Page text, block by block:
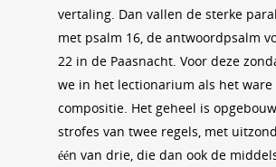
vertaling. Dan vallen de sterke
met psalm 16, de antwoordpsalm
22 in de Paasnacht. Voor deze
we in het lectionarium als het ware
compositie. Het geheel is
strofes van twee regels, met
één van drie, die dan ook de